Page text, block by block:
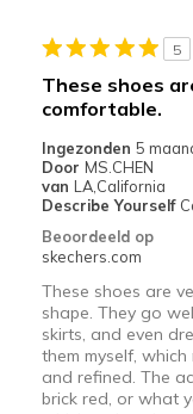
Sizing
5
These shoes
comfortable.
Ingezonden 5
Door MS.CHEN
van LA,California
Describe Yourself
Beoordeeld op
skechers.com
These shoes are
shape. They go
skirts, and even
them myself,
and refined. The
brick red, or what